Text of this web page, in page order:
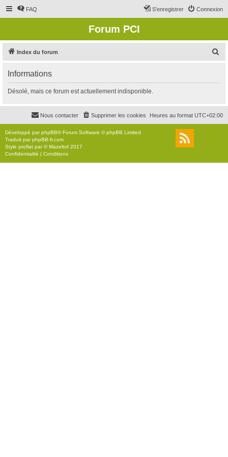
FAQ Connexion
S’enregistrer
Forum PCI
Index du forum
r
c
r
Informations
Désolé, mais ce forum est actuellement indisponible.
Heures au format UTC+02:00
Supprimer les cookies
Nous contacter
Développé parphpBB® Forum Software © phpBB Limited
Traduit parphpBB-fr.com
Style proflat par ©Mazeltof 2017
Confidentialité | Conditions